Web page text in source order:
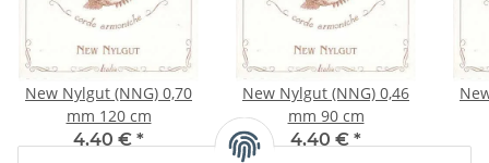
New Nylgut (NNG) 0,70
mm 120 cm
4,40 € *
New Nylgut (NNG) 0,46
mm 90 cm
4,40 € *